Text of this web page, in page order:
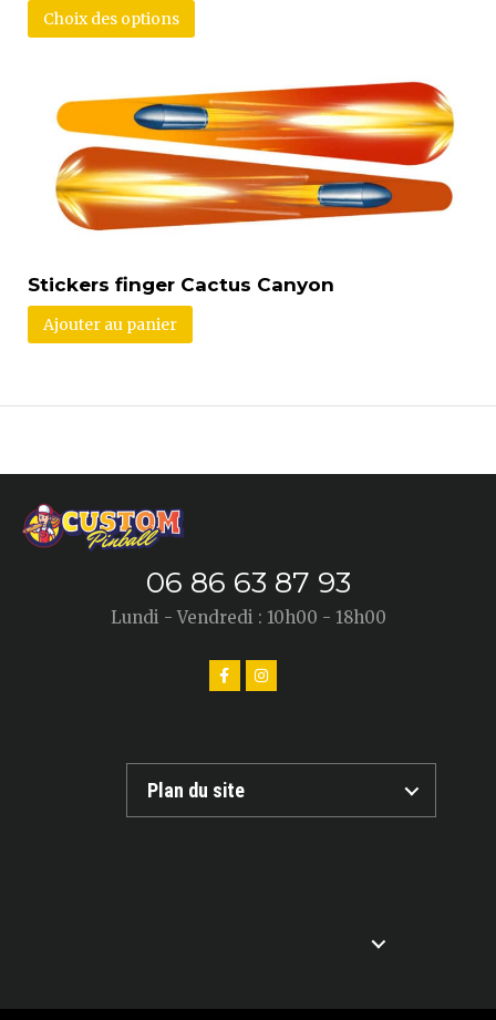
Choix des options
Stickers finger Cactus Canyon
Ajouter au panier
06 86 63 87 93
Lundi - Vendredi : 10h00 - 18h00
Plan du site